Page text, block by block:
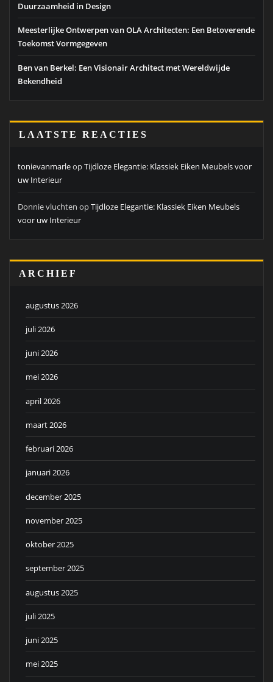
Duurzaamheid in Design
Meesterlijke Ontwerpen van OLA Architecten: Een Betoverende
Toekomst Vormgegeven
Ben van Berkel: Een Visionair Architect met Wereldwijde
Bekendheid
LAATSTE REACTIES
tonievanmarleopTijdloze Elegantie: Klassiek Eiken Meubels voor
uw Interieur
Donnie vluchten opTijdloze Elegantie: Klassiek Eiken Meubels
voor uw Interieur
ARCHIEF
augustus 2026
juli 2026
juni 2026
mei 2026
april 2026
maart 2026
februari 2026
januari 2026
december 2025
november 2025
oktober 2025
september 2025
augustus 2025
juli 2025
juni 2025
mei 2025